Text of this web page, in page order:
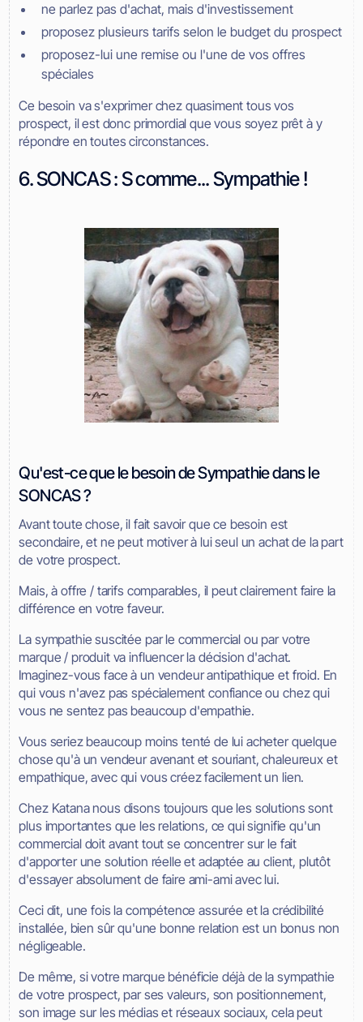
ne parlez pas d'achat, mais d'investissement
proposez plusieurs tarifs selon le budget du prospect
proposez-lui une remise ou l'une de vos offres
spéciales
Ce besoin va s'exprimer chez quasiment tous vos
prospect, il est donc primordial que vous soyez prêt à y
répondre en toutes circonstances.
6. SONCAS : S comme... Sympathie !
Qu'est-ce que le besoin de Sympathie dans le
SONCAS ?
Avant toute chose, il fait savoir que ce besoin est
secondaire, et ne peut motiver à lui seul un achat de la part
de votre prospect.
Mais, à offre / tarifs comparables, il peut clairement faire la
différence en votre faveur.
La sympathie suscitée par le commercial ou par votre
marque / produit va influencer la décision d'achat.
Imaginez-vous face à un vendeur antipathique et froid. En
qui vous n'avez pas spécialement confiance ou chez qui
vous ne sentez pas beaucoup d'empathie.
Vous seriez beaucoup moins tenté de lui acheter quelque
chose qu'à un vendeur avenant et souriant, chaleureux et
empathique, avec qui vous créez facilement un lien.
Chez Katana nous disons toujours que les solutions sont
plus importantes que les relations, ce qui signifie qu'un
commercial doit avant tout se concentrer sur le fait
d'apporter une solution réelle et adaptée au client, plutôt
d'essayer absolument de faire ami-ami avec lui.
Ceci dit, une fois la compétence assurée et la crédibilité
installée, bien sûr qu'une bonne relation est un bonus non
négligeable.
De même, si votre marque bénéficie déjà de la sympathie
de votre prospect, par ses valeurs, son positionnement,
son image sur les médias et réseaux sociaux, cela peut